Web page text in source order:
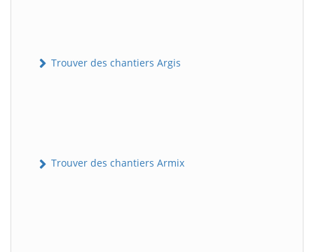
Trouver des chantiers Argis
Trouver des chantiers Armix